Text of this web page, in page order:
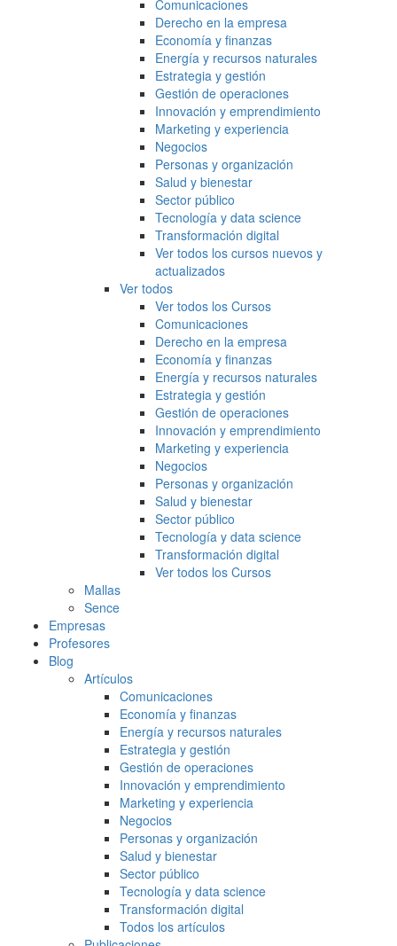
Comunicaciones
Derecho en la empresa
Economía y finanzas
Energía y recursos naturales
Estrategia y gestión
Gestión de operaciones
Innovación y emprendimiento
Marketing y experiencia
Negocios
Personas y organización
Salud y bienestar
Sector público
Tecnología y data science
Transformación digital
Ver todos los cursos nuevos y
actualizados
Ver todos
Ver todos los Cursos
Comunicaciones
Derecho en la empresa
Economía y finanzas
Energía y recursos naturales
Estrategia y gestión
Gestión de operaciones
Innovación y emprendimiento
Marketing y experiencia
Negocios
Personas y organización
Salud y bienestar
Sector público
Tecnología y data science
Transformación digital
Ver todos los Cursos
Mallas
Sence
Empresas
Profesores
Blog
Artículos
Comunicaciones
Economía y finanzas
Energía y recursos naturales
Estrategia y gestión
Gestión de operaciones
Innovación y emprendimiento
Marketing y experiencia
Negocios
Personas y organización
Salud y bienestar
Sector público
Tecnología y data science
Transformación digital
Todos los artículos